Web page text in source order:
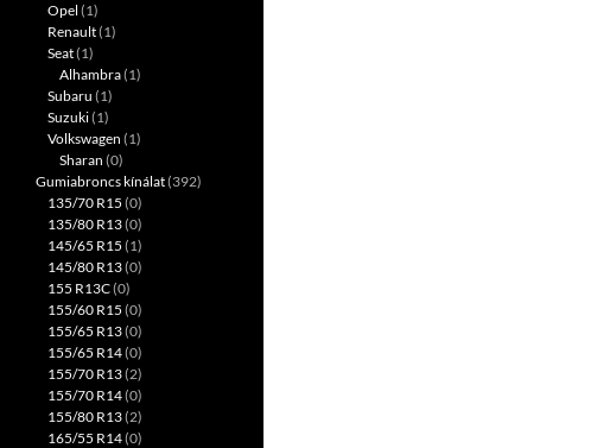
Opel (1)
Renault(1)
Seat(1)
Alhambra(1)
Subaru (1)
Suzuki(1)
Volkswagen (1)
Sharan (0)
Gumiabroncs kínálat(392)
135/70 R15 (0)
135/80 R13(0)
145/65 R15 (1)
145/80 R13(0)
155 R13C(0)
155/60 R15 (0)
155/65 R13(0)
155/65 R14(0)
155/70 R13(2)
155/70 R14(0)
155/80 R13(2)
165/55 R14(0)